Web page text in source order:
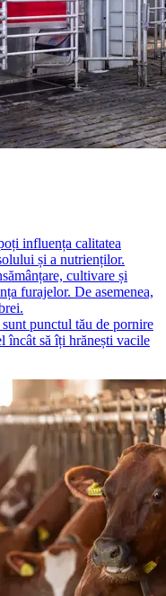
influența calitatea
și a nutrienților.
cultivare și
furajelor. De asemenea,
punctul tău de pornire
încât să îți hrănești vacile